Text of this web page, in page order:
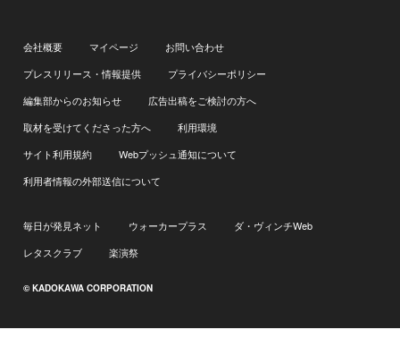
会社概要 マイページ
お問い合わせ
プレスリリース・情報提供
プライバシーポリシー
編集部からのお知らせ
広告出稿をご検討の方へ
取材を受けてくださった方へ
利用環境
サイト利用規約
Webプッシュ通知について
利用者情報の外部送信について
毎日が発見ネット ウォーカープラス
ダ・ヴィンチWeb
レタスクラブ
楽演祭
© KADOKAWA CORPORATION